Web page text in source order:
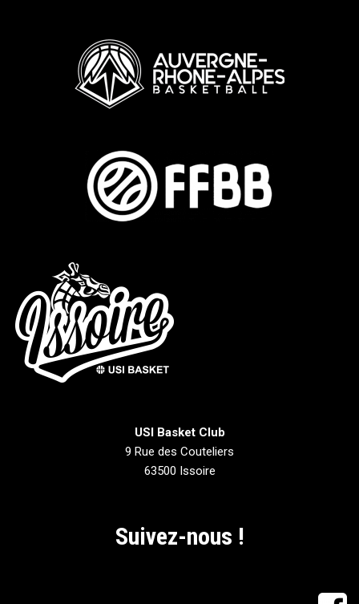
USI Basket Club
9 Rue des Couteliers
63500 Issoire
Suivez-nous !